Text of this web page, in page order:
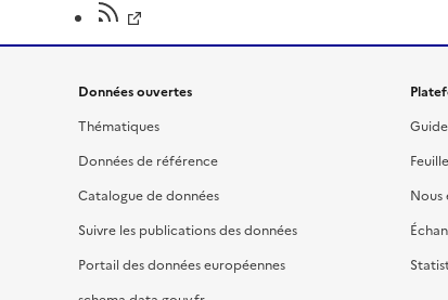
Données ouvertes
Thématiques
Données de référence
Catalogue de données
Suivre les publications des données
Portail des données européennes
Nous